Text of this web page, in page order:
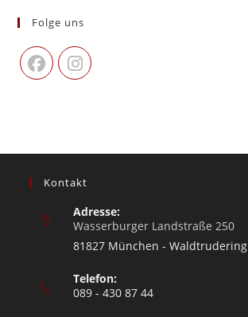
Folge uns
Kontakt
Adresse:
Wasserburger Landstraße 250
81827 München - Waldtrudering
Telefon:
089 - 430 87 44